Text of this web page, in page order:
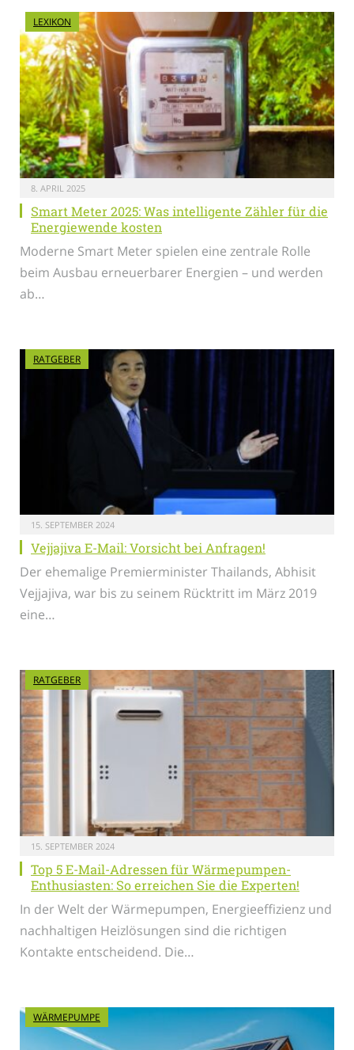
LEXIKON
8. APRIL 2025
Smart Meter 2025: Was intelligente Zähler für die
Energiewende kosten
Moderne Smart Meter spielen eine zentrale Rolle
beim Ausbau erneuerbarer Energien – und werden
ab…
RATGEBER
15. SEPTEMBER 2024
Vejjajiva E-Mail: Vorsicht bei Anfragen!
Der ehemalige Premierminister Thailands, Abhisit
Vejjajiva, war bis zu seinem Rücktritt im März 2019
eine…
RATGEBER
15. SEPTEMBER 2024
Top 5 E-Mail-Adressen für Wärmepumpen-
Enthusiasten: So erreichen Sie die Experten!
In der Welt der Wärmepumpen, Energieeffizienz und
nachhaltigen Heizlösungen sind die richtigen
Kontakte entscheidend. Die…
WÄRMEPUMPE